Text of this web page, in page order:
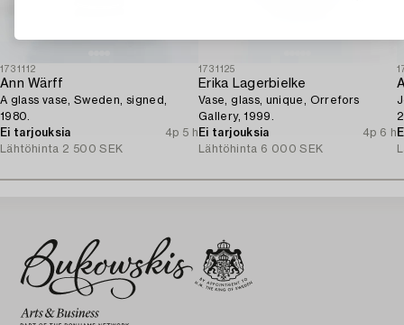
1731112
Ann Wärff
A glass vase, Sweden, signed,
1980.
Ei tarjouksia
4p 5 h
Lähtöhinta 2 500 SEK
1731125
Erika Lagerbielke
Vase, glass, unique, Orrefors
Gallery, 1999.
Ei tarjouksia
4p 6 h
Lähtöhinta 6 000 SEK